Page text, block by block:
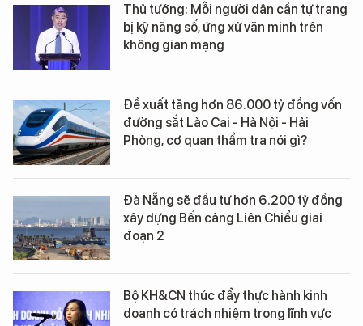
Thủ tướng: Mỗi người dân cần tự trang
bị kỹ năng số, ứng xử văn minh trên
không gian mạng
Đề xuất tăng hơn 86.000 tỷ đồng vốn
đường sắt Lào Cai - Hà Nội - Hải
Phòng, cơ quan thẩm tra nói gì?
Đà Nẵng sẽ đầu tư hơn 6.200 tỷ đồng
xây dựng Bến cảng Liên Chiểu giai
đoạn 2
Bộ KH&CN thúc đẩy thực hành kinh
doanh có trách nhiệm trong lĩnh vực